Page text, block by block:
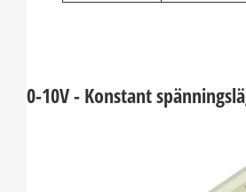
0-10V - Konstant